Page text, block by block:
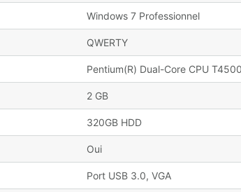
Windows 7 Professionnel
QWERTY
Pentium(R) Dual-Core CPU
2 GB
320GB HDD
Oui
Port USB 3.0, VGA